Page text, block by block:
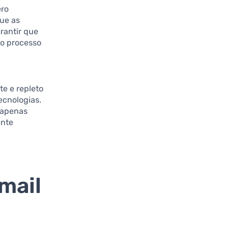
as
que
processo
e repleto